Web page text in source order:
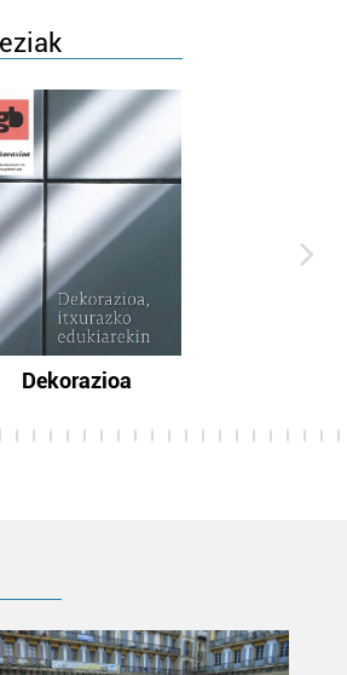
Dekorazioa